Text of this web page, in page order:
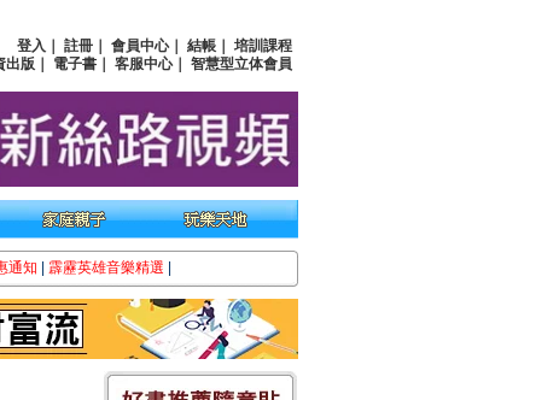
登入 註冊 會員中心｜ 結帳
培訓課程
出版 電子書 客服中心｜ 智慧型立体會員
通知 霹靂英雄音樂精選